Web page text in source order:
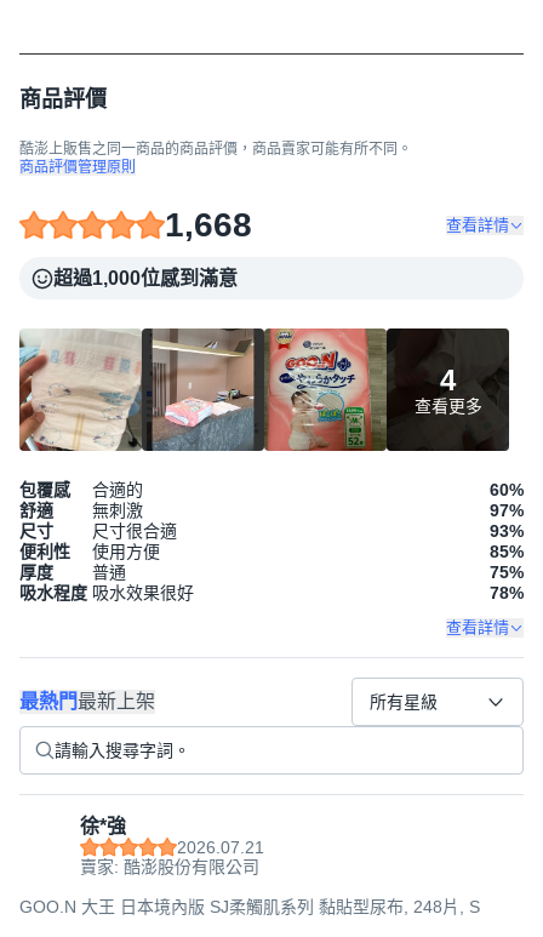
商品評價
酷澎上販售之同一商品的商品評價，商品賣家可能有所不同。
商品評價管理原則
1,668 查看詳情
超過1,000位感到滿意
4
查看更多
包覆感 合適的 60%
舒適
無刺激 97%
尺寸
尺寸很合適 93%
便利性
使用方便 85%
厚度
普通 75%
吸水程度 吸水效果很好 78%
查看詳情
最熱門最新上架 所有星級
徐*強
2026.07.21
賣家: 酷澎股份有限公司
GOO.N 大王 日本境內版 SJ柔觸肌系列 黏貼型尿布, 248片, S